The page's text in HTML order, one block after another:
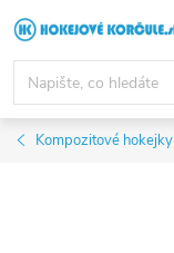
Přejít
na
obsah
Kompozitové hokejky